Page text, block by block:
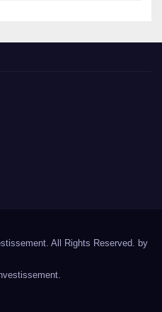
All Rights Reserved. by